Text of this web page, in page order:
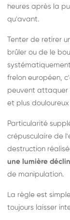
heures après la
qu'avant.
Tenter de retirer
brûler ou de le
frelon européen,
peuvent attaquer
et plus
Particularité
crépusculaire de
destruction
une lumière
de manipulation.
La règle est
toujours laisser